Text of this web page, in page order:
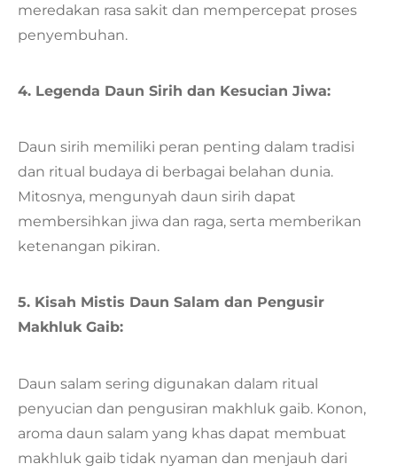
meredakan rasa sakit dan mempercepat proses
penyembuhan.
4. Legenda Daun Sirih dan Kesucian Jiwa:
Daun sirih memiliki peran penting dalam tradisi
dan ritual budaya di berbagai belahan dunia.
Mitosnya, mengunyah daun sirih dapat
membersihkan jiwa dan raga, serta memberikan
ketenangan pikiran.
5. Kisah Mistis Daun Salam dan Pengusir
Makhluk Gaib:
Daun salam sering digunakan dalam ritual
penyucian dan pengusiran makhluk gaib. Konon,
aroma daun salam yang khas dapat membuat
makhluk gaib tidak nyaman dan menjauh dari